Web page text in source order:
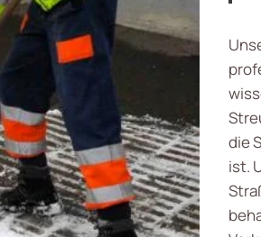
die
ist.